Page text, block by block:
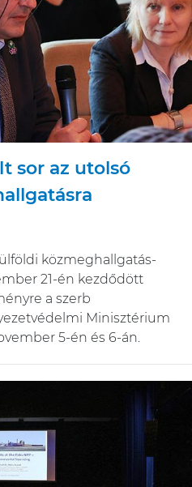
sor az utolsó
közmeghallgatás-
21-én kezdődött
a szerb
Minisztérium
5-én és 6-án.